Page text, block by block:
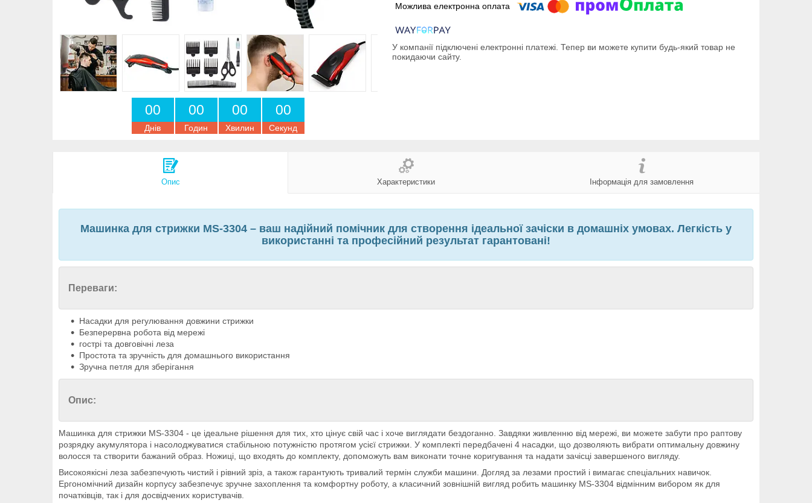
00
Днів
00
Годин
00
Хвилин
00
Секунд
У компанії підключені електронні платежі. Тепер ви можете купити будь-який товар не
покидаючи сайту.
Опис Характеристики Інформація для замовлення
Машинка для стрижки MS-3304 – ваш надійний помічник для створення ідеальної зачіски в домашніх умовах. Легкість у
використанні та професійний результат гарантовані!
Переваги:
Насадки для регулювання довжини стрижки
Безперервна робота від мережі
гострі та довговічні леза
Простота та зручність для домашнього використання
Зручна петля для зберігання
Опис:
Машинка для стрижки MS-3304 - це ідеальне рішення для тих, хто цінує свій час і хоче виглядати бездоганно. Завдяки живленню від мережі, ви можете забути про раптову
розрядку акумулятора і насолоджуватися стабільною потужністю протягом усієї стрижки. У комплекті передбачені 4 насадки, що дозволяють вибрати оптимальну довжину
волосся та створити бажаний образ. Ножиці, що входять до комплекту, допоможуть вам виконати точне коригування та надати зачісці завершеного вигляду.
Високоякісні леза забезпечують чистий і рівний зріз, а також гарантують тривалий термін служби машини. Догляд за лезами простий і вимагає спеціальних навичок.
Ергономічний дизайн корпусу забезпечує зручне захоплення та комфортну роботу, а класичний зовнішній вигляд робить машинку MS-3304 відмінним вибором як для
початківців, так і для досвідчених користувачів.